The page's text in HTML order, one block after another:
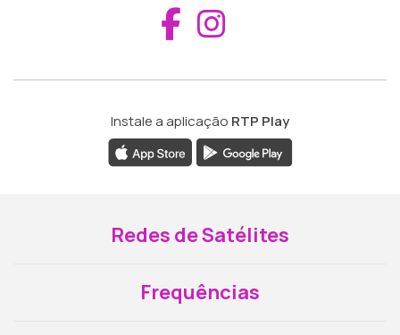
Aceder ao
Instale a aplicação RTP Play
Redes de Satélites
Frequências